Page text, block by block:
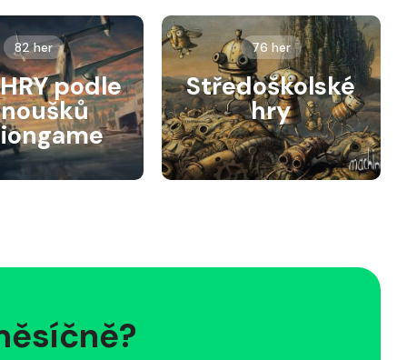
82 her
podle
76 her
Středoškolské
hry